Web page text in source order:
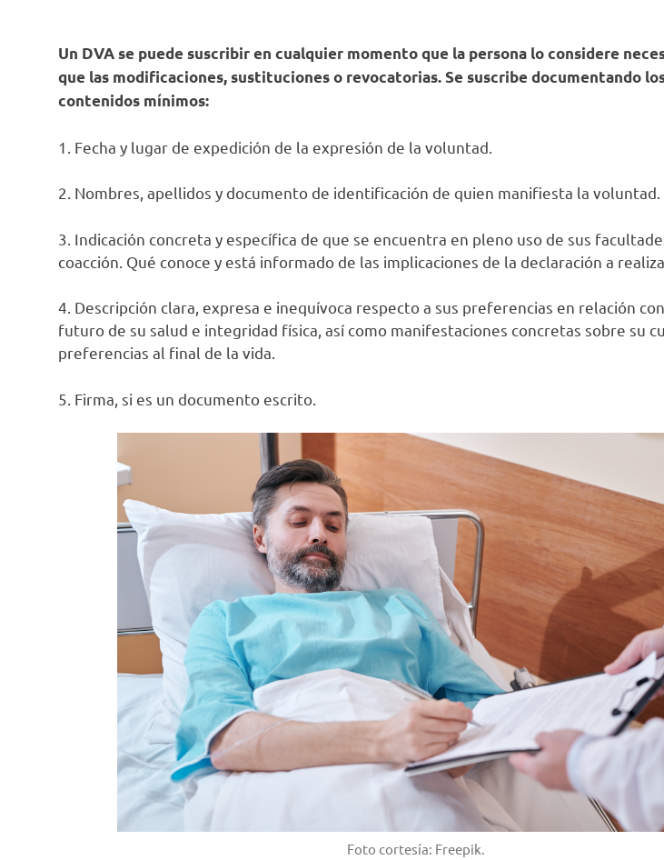
Un DVA se puede suscribir en cualquier momento que la persona lo considere
que las modificaciones, sustituciones o revocatorias. Se suscribe documentando
contenidos mínimos:
1. Fecha y lugar de expedición de la expresión de la voluntad.
2. Nombres, apellidos y documento de identificación de quien manifiesta la voluntad.
3. Indicación concreta y específica de que se encuentra en pleno uso de sus
coacción. Qué conoce y está informado de las implicaciones de la declaración a
4. Descripción clara, expresa e inequívoca respecto a sus preferencias en relación
futuro de su salud e integridad física, así como manifestaciones concretas sobre su
preferencias al final de la vida.
5. Firma, si es un documento escrito.
Foto cortesía: Freepik.